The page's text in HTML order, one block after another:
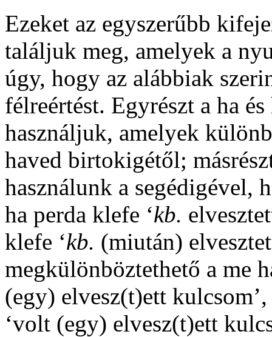
Ezeket az egyszerűbb
találjuk meg, amelyek a
úgy, hogy az alábbiak
félreértést. Egyrészt a ha és
használjuk, amelyek
haved birtokigétől;
használunk a segédigével,
ha perda klefe ‘kb.
klefe ‘kb. (miután)
megkülönböztethető a me
(egy) elvesz(t)ett
‘volt (egy) elvesz(t)ett